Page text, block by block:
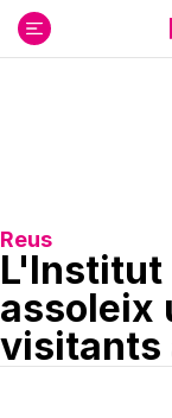
contenido
Reus
L'Institut
assoleix
visitants